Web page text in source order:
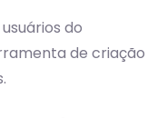
do
de criação